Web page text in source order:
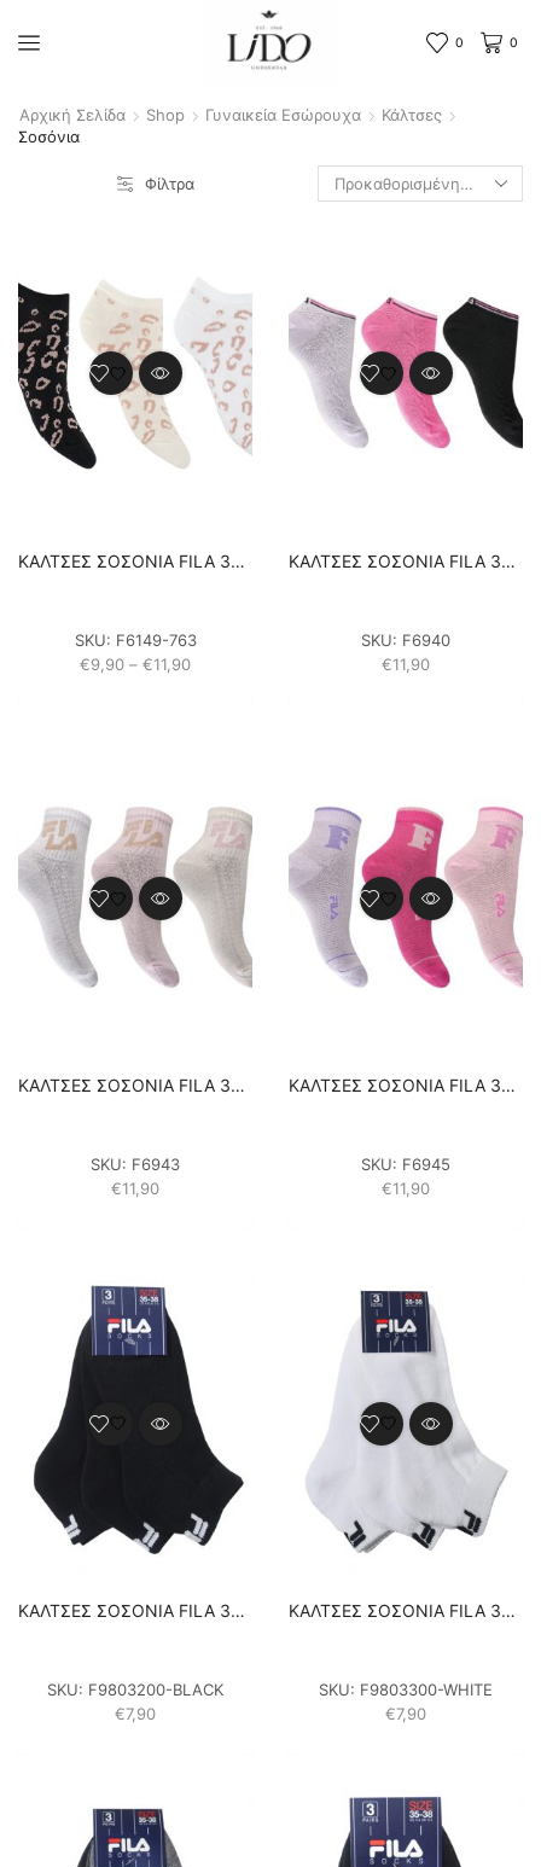
0 0
Αρχική Σελίδα Shop Γυναικεία Εσώρουχα
Κάλτσες
Σοσόνια
Φίλτρα
ΚΑΛΤΣΕΣ ΣΟΣΟΝΙΑ FILA 3PACK F6149 – ΜΑΥΡΟ/ΜΠΕΖ/ΛΕΥΚΟ ΜΕ ΣΧΕΔΙΟ
SKU: F6149-763
€9,90 – €11,90Price
ΚΑΛΤΣΕΣ ΣΟΣΟΝΙΑ FILA 3PACK F6940 – ΜΑΥΡΟ/ΦΟΥΞΙΑ/ΜΩΒ
SKU: F6940
€11,90
ΚΑΛΤΣΕΣ ΣΟΣΟΝΙΑ FILA 3PACK F6943 – ΚΙΤΡΙΝΟ/ΡΟΖ/ΛΕΥΚΟ
SKU: F6943
€11,90
ΚΑΛΤΣΕΣ ΣΟΣΟΝΙΑ FILA 3PACK F6945 – ΡΟΖ/ΦΟΥΞΙΑ/ΜΩΒ
SKU: F6945
€11,90
ΚΑΛΤΣΕΣ ΣΟΣΟΝΙΑ FILA 3PACK UNISEX F9803-200 ΜΑΥΡΟ
SKU: F9803200-BLACK
€7,90
ΚΑΛΤΣΕΣ ΣΟΣΟΝΙΑ FILA 3PACK UNISEX F9803-300 ΛΕΥΚΟ
SKU: F9803300-WHITE
€7,90